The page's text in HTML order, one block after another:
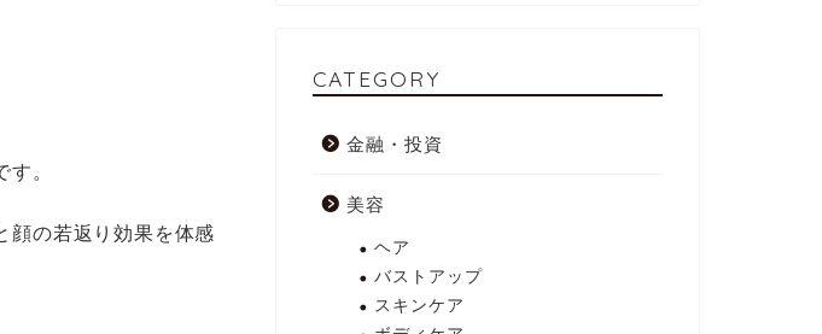
。
顔の若返り効果を体感
CATEGORY
金融・投資
美容
ヘア
バストアップ
スキンケア